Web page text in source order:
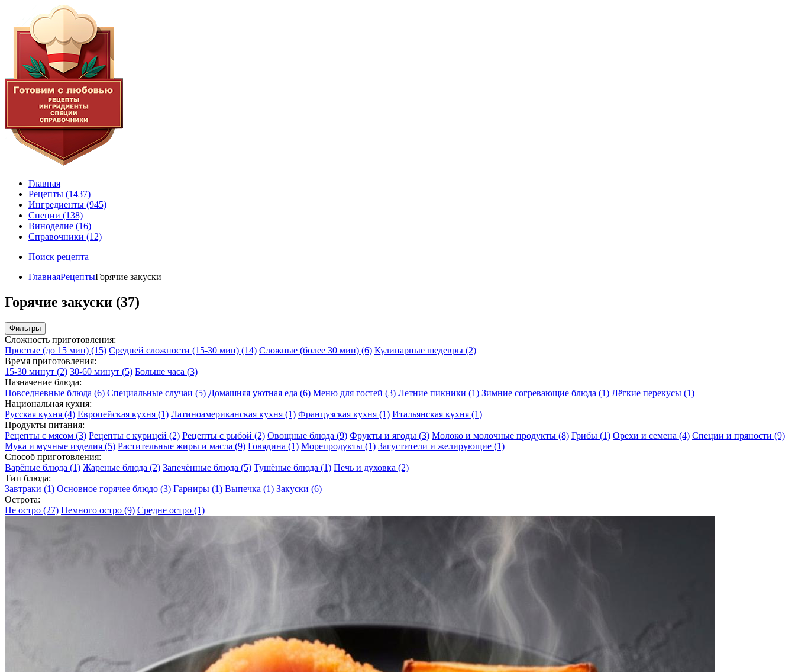
Главная
Рецепты (1437)
Ингредиенты (945)
Специи (138)
Виноделие (16)
Справочники (12)
Поиск рецепта
ГлавнаяРецептыГорячие закуски
Горячие закуски (37)
Фильтры
Сложность приготовления:
Простые (до 15 мин) (15) Средней сложности (15-30 мин) (14) Сложные (более 30 мин) (6) Кулинарные шедевры (2)
Время приготовления:
15-30 минут (2) 30-60 минут (5) Больше часа (3)
Назначение блюда:
Повседневные блюда (6) Специальные случаи (5) Домашняя уютная еда (6) Меню для гостей (3) Летние пикники (1) Зимние согревающие блюда (1) Лёгкие перекусы (1)
Национальная кухня:
Русская кухня (4) Европейская кухня (1) Латиноамериканская кухня (1) Французская кухня (1) Итальянская кухня (1)
Продукты питания:
Рецепты с мясом (3) Рецепты с курицей (2) Рецепты с рыбой (2) Овощные блюда (9) Фрукты и ягоды (3) Молоко и молочные продукты (8) Грибы (1) Орехи и семена (4) Специи и пряности (9)
Мука и мучные изделия (5) Растительные жиры и масла (9) Говядина (1) Морепродукты (1) Загустители и желирующие (1)
Способ приготовления:
Варёные блюда (1) Жареные блюда (2) Запечённые блюда (5) Тушёные блюда (1) Печь и духовка (2)
Тип блюда:
Завтраки (1) Основное горячее блюдо (3) Гарниры (1) Выпечка (1) Закуски (6)
Острота:
Не остро (27) Немного остро (9) Средне остро (1)